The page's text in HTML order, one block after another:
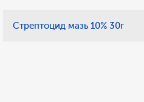
Стрептоцид мазь 10% 30г